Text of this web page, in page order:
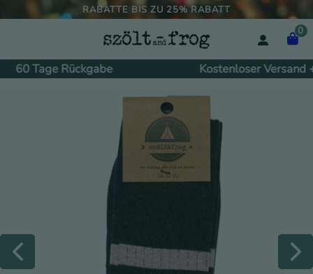
RABATTE BIS ZU 25% RABATT
0
60 Tage Rückgabe Kostenloser Versand